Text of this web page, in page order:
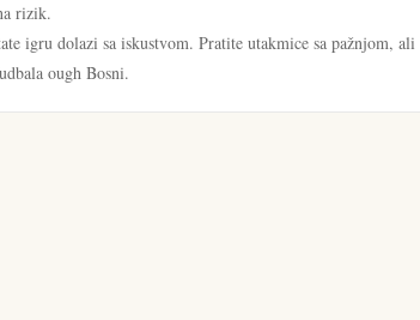
rizik.
igru dolazi sa iskustvom. Pratite utakmice sa pažnjom, ali
ough Bosni.